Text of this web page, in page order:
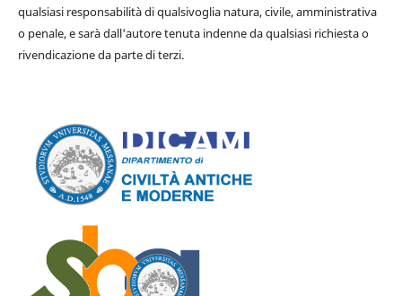
qualsiasi responsabilità di qualsivoglia natura, civile, amministrativa
o penale, e sarà dall'autore tenuta indenne da qualsiasi richiesta o
rivendicazione da parte di terzi.